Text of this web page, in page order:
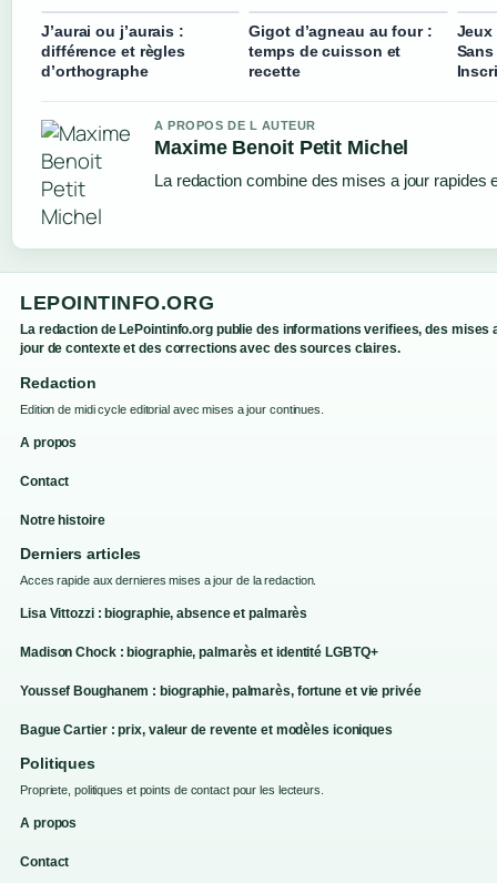
J’aurai ou j’aurais :
différence et règles
d’orthographe
Gigot d’agneau au four :
temps de cuisson et
recette
Jeux
A PROPOS DE L AUTEUR
Maxime Benoit Petit Michel
La redaction combine des mises a jour rapides
LEPOINTINFO.ORG
La redaction de LePointinfo.org publie des informations verifiees, des mises
jour de contexte et des corrections avec des sources claires.
Redaction
Edition de midi cycle editorial avec mises a jour continues.
A propos
Contact
Notre histoire
Derniers articles
Acces rapide aux dernieres mises a jour de la redaction.
Lisa Vittozzi : biographie, absence et palmarès
Madison Chock : biographie, palmarès et identité LGBTQ+
Youssef Boughanem : biographie, palmarès, fortune et vie privée
Bague Cartier : prix, valeur de revente et modèles iconiques
Politiques
Propriete, politiques et points de contact pour les lecteurs.
A propos
Contact